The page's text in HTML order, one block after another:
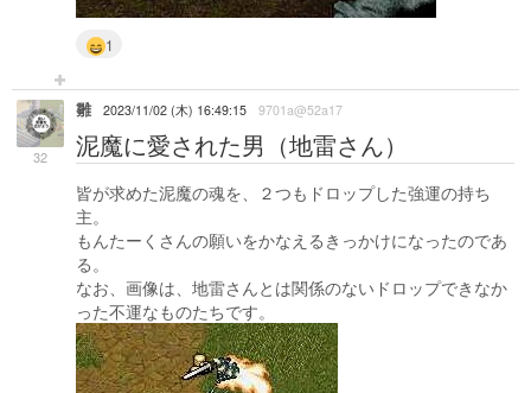
1
32
雛 2023/11/02 (木) 16:49:15 9701a@52a17
泥魔に愛された男（地雷さん）
皆が求めた泥魔の魂を、２つもドロップした強運の持ち
主。
もんたーくさんの願いをかなえるきっかけになったのであ
る。
なお、画像は、地雷さんとは関係のないドロップできなか
った不運なものたちです。